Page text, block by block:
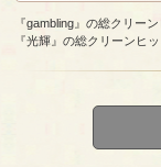
『gambling』の総クリー
『光輝』の総クリーンヒ